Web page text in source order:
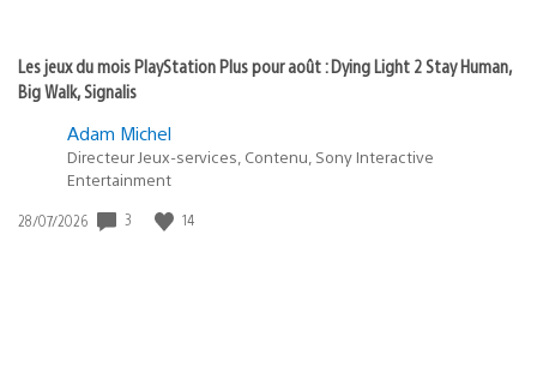
Les jeux du mois PlayStation Plus pour août : Dying Light 2 Stay Human,
Big Walk, Signalis
Adam Michel
Directeur Jeux-services, Contenu, Sony Interactive
Entertainment
Date
28/07/2026 3 14